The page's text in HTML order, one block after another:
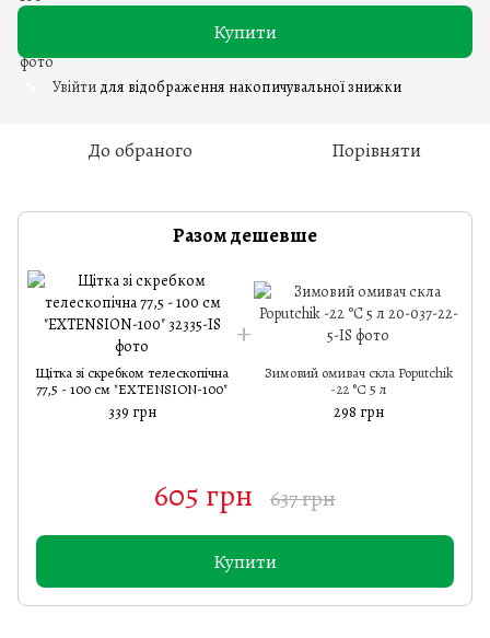
Купити
Увійти для відображення накопичувальної знижки
До обраного Порівняти
Разом дешевше
Щітка зі скребком телескопічна
77,5 - 100 см "EXTENSION-100"
339 грн
Зимовий омивач скла Poputchik
-22 °С 5 л
298 грн
605 грн 637 грн
Купити